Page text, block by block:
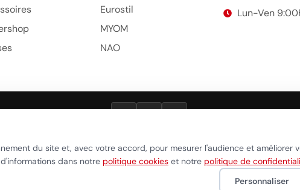
Eurostil
MYOM
NAO
Lun-Ven
VISA TWINT POST
du site et, avec votre accord, pour mesurer l'audience et améliorer
dans notre politique cookies et notre politique de
Personnaliser
de confidentialité • Politique cookies • Gérer mes préférences cookies